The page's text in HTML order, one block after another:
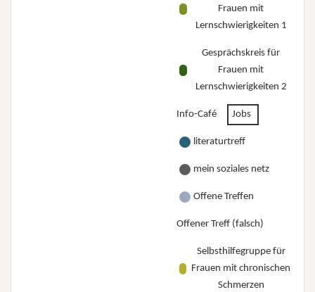
Frauen mit
Lernschwierigkeiten 1
Gesprächskreis für
Frauen mit
Lernschwierigkeiten 2
Info-Café Jobs
literaturtreff
mein soziales netz
Offene Treffen
Offener Treff (falsch)
Selbsthilfegruppe für
Frauen mit chronischen
Schmerzen